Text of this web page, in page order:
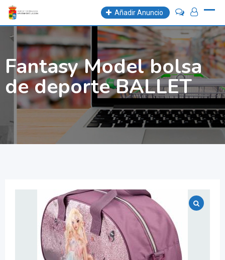
Skip
content
Añadir Anuncio
Fantasy Model bolsa
de deporte BALLET